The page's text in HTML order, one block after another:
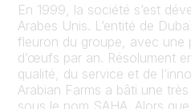
En 1999, la société s’est
Arabes Unis. L’entité de
fleuron du groupe, avec une
d’œufs par an. Résolument
qualité, du service et de
Arabian Farms a bâti une
sous le nom SAHA. Alors